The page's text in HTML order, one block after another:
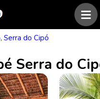
Serra do Cipó
Serra do